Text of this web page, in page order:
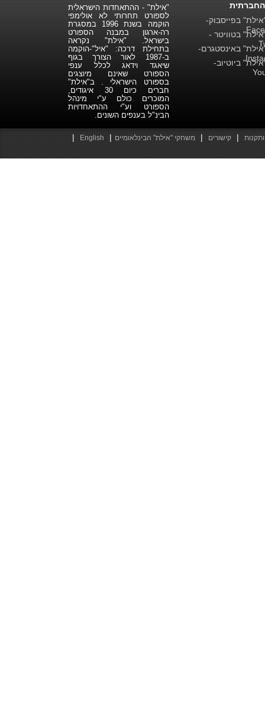
"אילת" - ההתאחדות הישראלית
לספורט תחרותי לא אולימפי
הוקמה בשנת 1996 במסגרת
רה-ארגון במבנה הספורט
בישראל. "אילת" נקראה
בתחילת דרכה: "איל"-הוקמה
ב-1987 לאור הצורך בגוף
שיאגד וידאג לכלל ענפי
הספורט שאינם מיוצגים
בספורט הישראלי . ב"אילת"
חברים כיום 30 איגודים,
המוכרים כולם ע"י מינהל
הספורט וע"י ההתאחדויות
הבינ"ל בענפים השונים.
החברתית
בפייסבוק-
בטוויטר -
באינסטגרם-
ביוטיוב-
| קישורים | משחקי "אילת" הבינלאומיים |
English
|